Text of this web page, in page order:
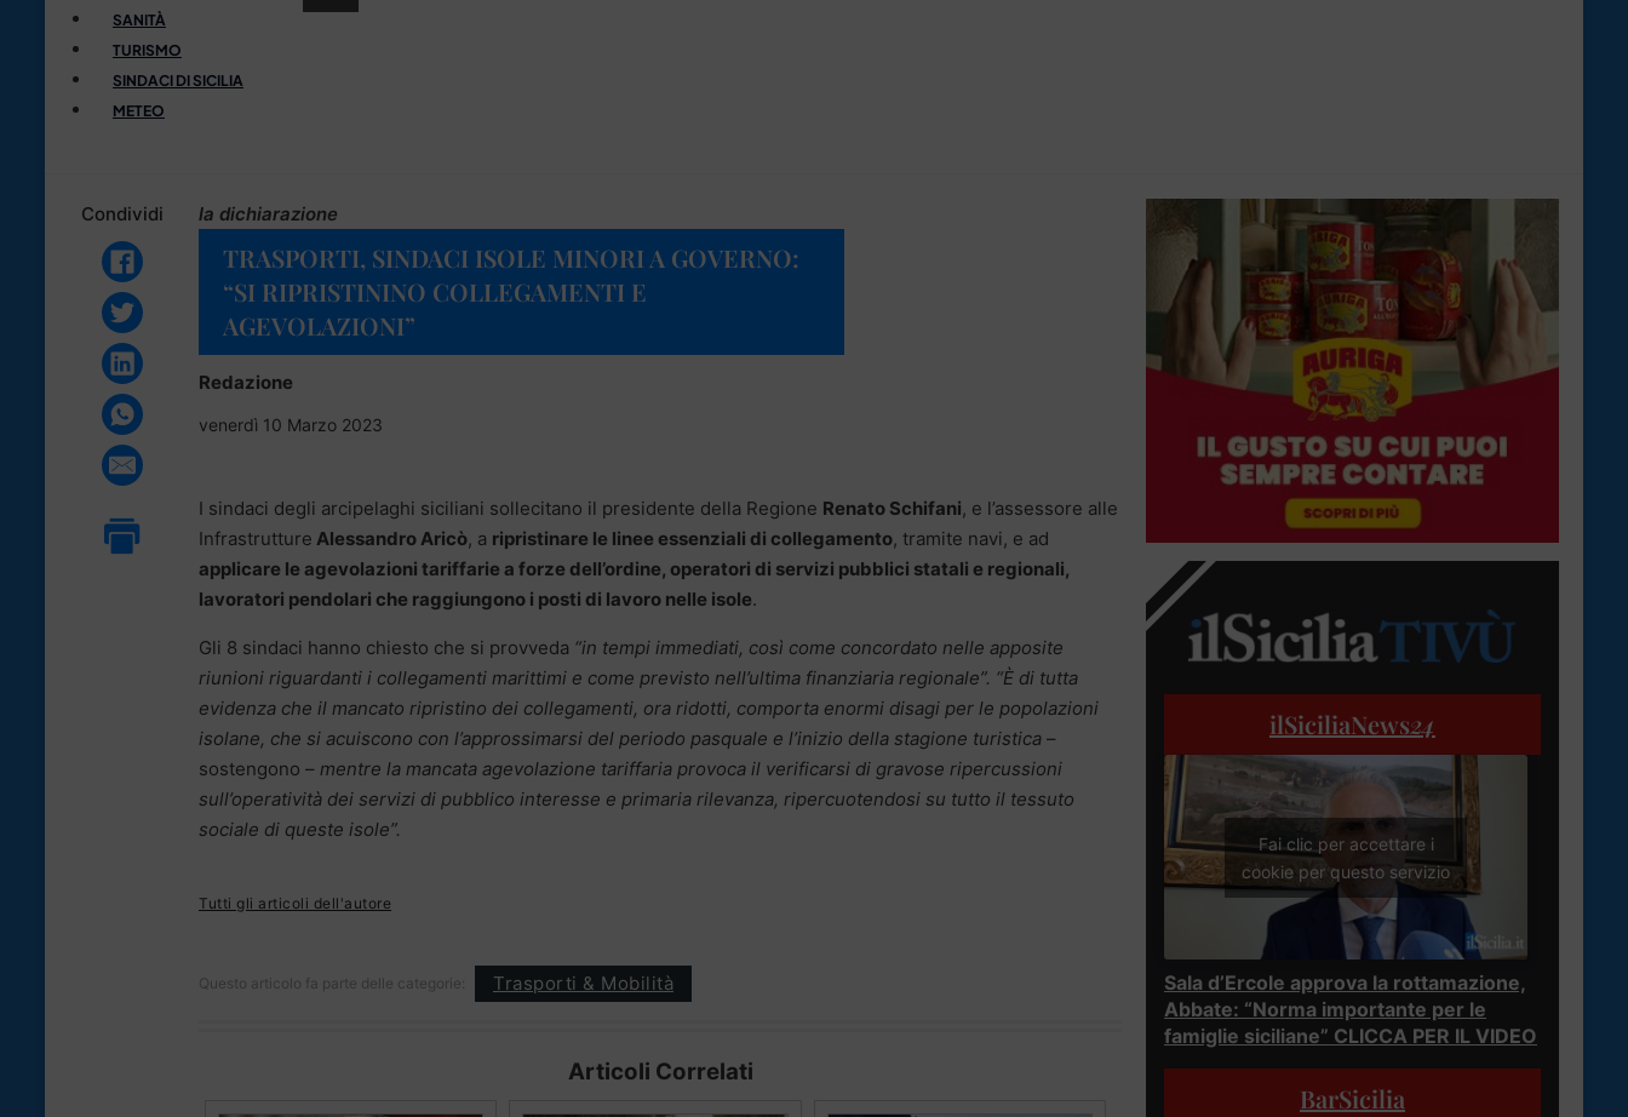
SANITÀ
TURISMO
SINDACI DI SICILIA
METEO
Condividi la dichiarazione
TRASPORTI, SINDACI ISOLE MINORI A GOVERNO:
“SI RIPRISTININO COLLEGAMENTI E
AGEVOLAZIONI”
Redazione
venerdì 10 Marzo 2023
I sindaci degli arcipelaghi siciliani sollecitano il presidente della Regione Renato Schifani, e l’assessore alle
Infrastrutture Alessandro Aricò, a ripristinare le linee essenziali di collegamento, tramite navi, e ad
applicare le agevolazioni tariffarie a forze dell’ordine, operatori di servizi pubblici statali e regionali,
lavoratori pendolari che raggiungono i posti di lavoro nelle isole.
Gli 8 sindaci hanno chiesto che si provveda “in tempi immediati, così come concordato nelle apposite
riunioni riguardanti i collegamenti marittimi e come previsto nell’ultima finanziaria regionale”. “È di tutta
evidenza che il mancato ripristino dei collegamenti, ora ridotti, comporta enormi disagi per le popolazioni
isolane, che si acuiscono con l’approssimarsi del periodo pasquale e l’inizio della stagione turistica –
sostengono – mentre la mancata agevolazione tariffaria provoca il verificarsi di gravose ripercussioni
sull’operatività dei servizi di pubblico interesse e primaria rilevanza, ripercuotendosi su tutto il tessuto
sociale di queste isole”.
Tutti gli articoli dell'autore
Questo articolo fa parte delle categorie: Trasporti & Mobilità
Articoli Correlati
ilSiciliaNews24
Fai clic per accettare i
cookie per questo servizio
Sala d’Ercole approva la rottamazione,
Abbate: “Norma importante per le
famiglie siciliane” CLICCA PER IL VIDEO
BarSicilia